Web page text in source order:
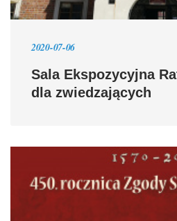
2020-07-06
Sala Ekspozycyjna
dla zwiedzających